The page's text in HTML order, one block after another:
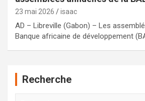
23 mai 2026 isaac
AD – Libreville (Gabon) – Les
Banque africaine de développement
Recherche